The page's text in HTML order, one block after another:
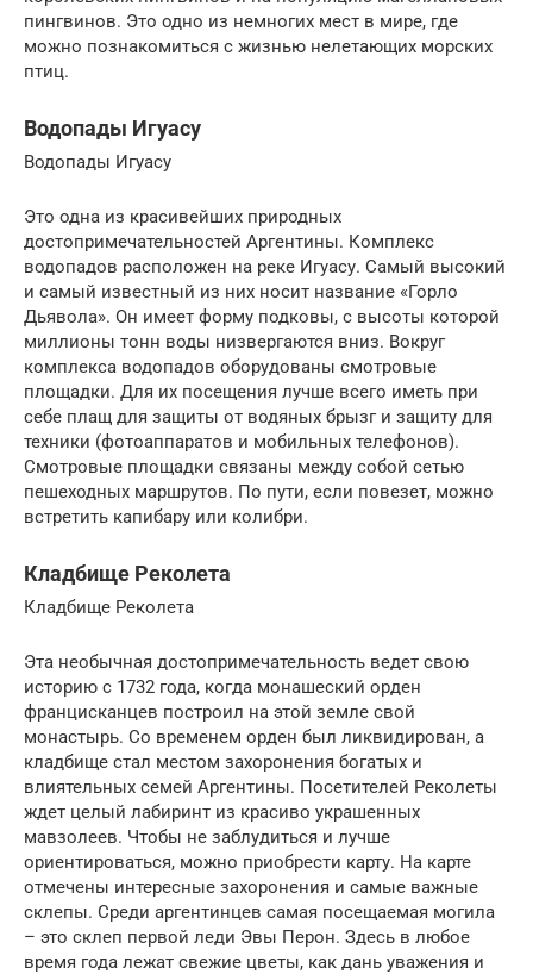
пингвинов. Это одно из немногих мест в мире, где
можно познакомиться с жизнью нелетающих морских
птиц.
Водопады Игуасу
Водопады Игуасу
Это одна из красивейших природных
достопримечательностей Аргентины. Комплекс
водопадов расположен на реке Игуасу. Самый высокий
и самый известный из них носит название «Горло
Дьявола». Он имеет форму подковы, с высоты которой
миллионы тонн воды низвергаются вниз. Вокруг
комплекса водопадов оборудованы смотровые
площадки. Для их посещения лучше всего иметь при
себе плащ для защиты от водяных брызг и защиту для
техники (фотоаппаратов и мобильных телефонов).
Смотровые площадки связаны между собой сетью
пешеходных маршрутов. По пути, если повезет, можно
встретить капибару или колибри.
Кладбище Реколета
Кладбище Реколета
Эта необычная достопримечательность ведет свою
историю с 1732 года, когда монашеский орден
францисканцев построил на этой земле свой
монастырь. Со временем орден был ликвидирован, а
кладбище стал местом захоронения богатых и
влиятельных семей Аргентины. Посетителей Реколеты
ждет целый лабиринт из красиво украшенных
мавзолеев. Чтобы не заблудиться и лучше
ориентироваться, можно приобрести карту. На карте
отмечены интересные захоронения и самые важные
склепы. Среди аргентинцев самая посещаемая могила
– это склеп первой леди Эвы Перон. Здесь в любое
время года лежат свежие цветы, как дань уважения и